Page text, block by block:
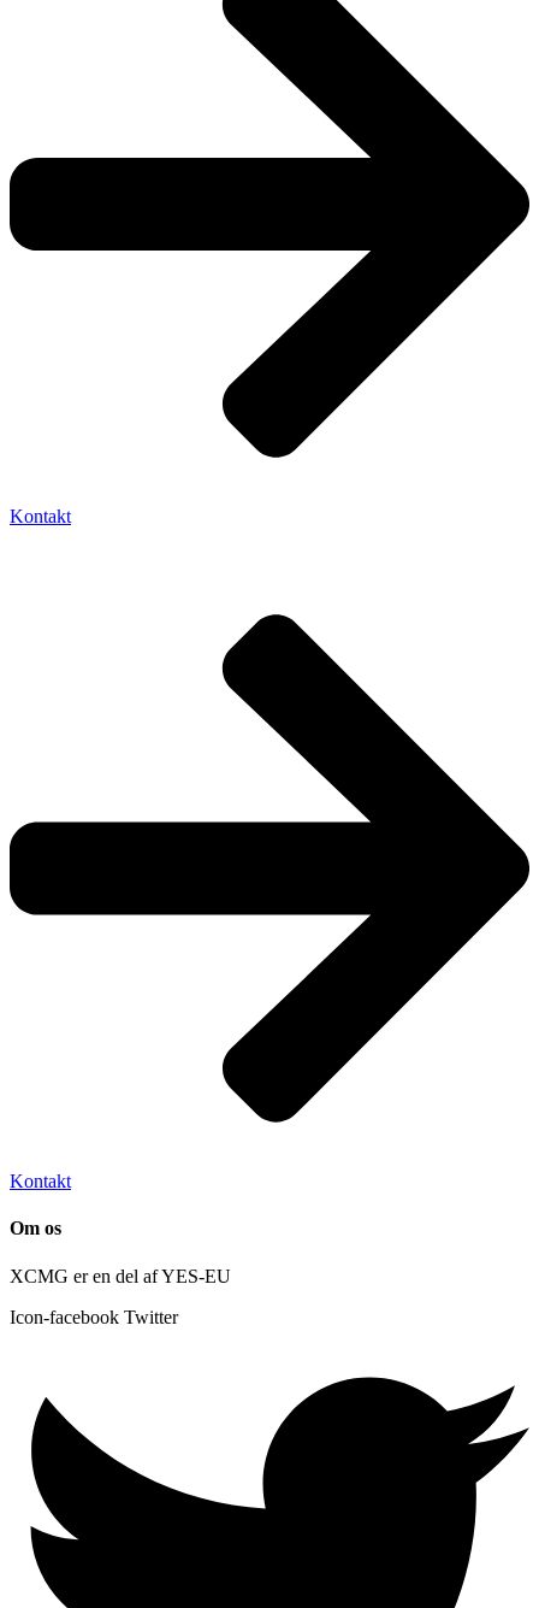
Kontakt
Kontakt
Om os
XCMG er en del af YES-EU
Icon-facebook Twitter